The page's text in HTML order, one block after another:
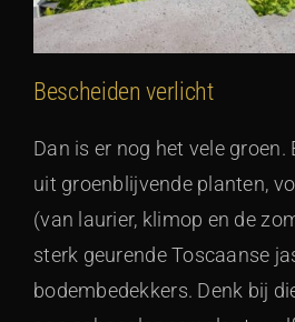
Bescheiden verlicht
Dan is er nog het vele groen.
uit groenblijvende planten,
(van laurier, klimop en de
sterk geurende Toscaanse
bodembedekkers. Denk bij